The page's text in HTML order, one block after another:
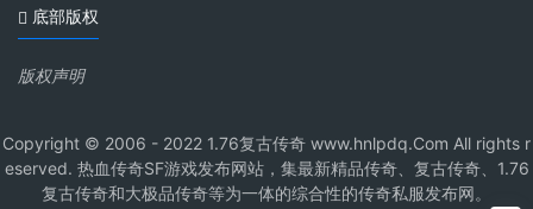
底部版权
版权声明
Copyright © 2006 - 2022 1.76复古传奇 www.hnlpdq.Com All rights r
eserved. 热血传奇SF游戏发布网站，集最新精品传奇、复古传奇、1.76
复古传奇和大极品传奇等为一体的综合性的传奇私服发布网。